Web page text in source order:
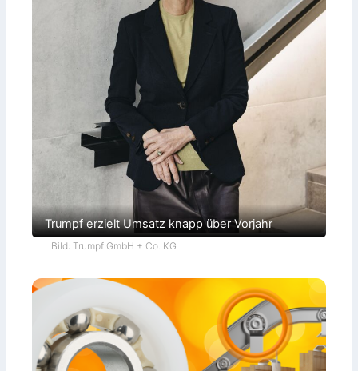
Trumpf erzielt Umsatz knapp über Vorjahr
Bild: Trumpf GmbH + Co. KG